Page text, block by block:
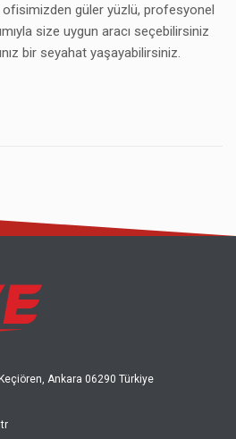
ofisimizden güler yüzlü, profesyonel
size uygun aracı seçebilirsiniz
bir seyahat yaşayabilirsiniz.
Ankara 06290 Türkiye